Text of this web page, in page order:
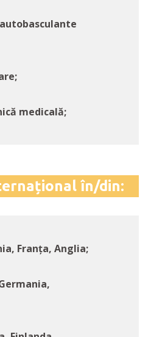
medicală;
în/din:
Franța, Anglia;